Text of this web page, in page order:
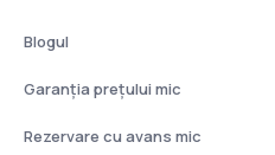
Blogul
Garanția prețului mic
Rezervare cu avans mic